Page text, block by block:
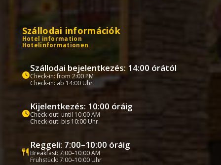
Szállodai információk
Hotel information
Hotelinformationen
Szállodai bejelentkezés: 14:00 órától
Check-in: from 2:00 PM
Check-in: ab 14:00 Uhr
Kijelentkezés: 10:00 óráig
Check-out: until 10:00 AM
Check-out: bis 10:00 Uhr
Reggeli: 7:00–10:00 óráig
Breakfast: 7:00–10:00 AM
Frühstück: 7:00–10:00 Uhr